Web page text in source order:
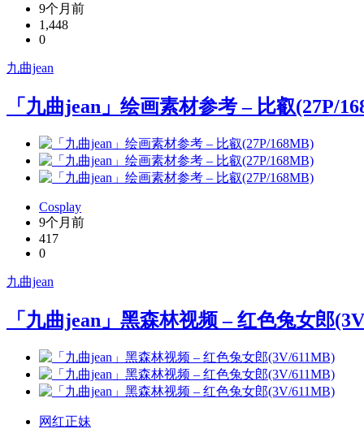
9个月前
1,448
0
九曲jean
「九曲jean」绘画素材参考 – 比叡(27P/
Cosplay
9个月前
417
0
九曲jean
「九曲jean」黑森林视频 – 红色兔女郎
网红正妹